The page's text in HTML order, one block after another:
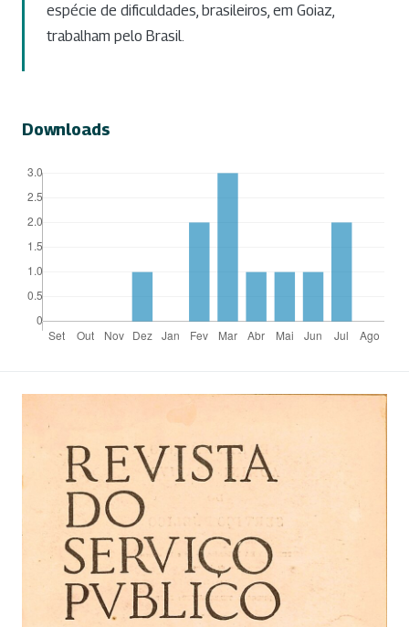
espécie de dificuldades, brasileiros, em Goiaz,
trabalham pelo Brasil.
Downloads